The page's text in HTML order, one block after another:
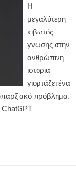
Η
μεγαλύτερη
κιβωτός
γνώσης στην
ανθρώπινη
ιστορία
γιορτάζει ένα
πρόβλημα.
ChatGPT